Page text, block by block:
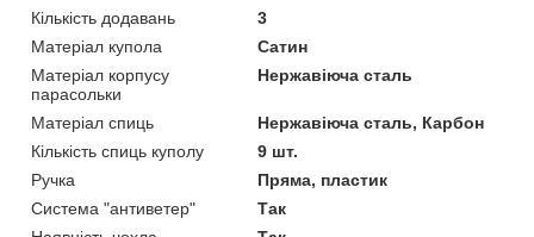
Кількість додавань
3
Матеріал купола
Сатин
Матеріал корпусу
парасольки
Нержавіюча сталь
Матеріал спиць
Нержавіюча сталь, Карбон
Кількість спиць куполу
9 шт.
Ручка
Пряма, пластик
Система "антиветер"
Так